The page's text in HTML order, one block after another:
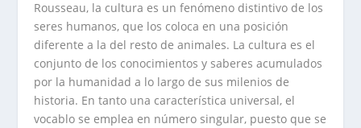
Rousseau, la cultura es un fenómeno distintivo de los
seres humanos, que los coloca en una posición
diferente a la del resto de animales. La cultura es el
conjunto de los conocimientos y saberes acumulados
por la humanidad a lo largo de sus milenios de
historia. En tanto una característica universal, el
vocablo se emplea en número singular, puesto que se